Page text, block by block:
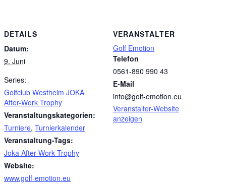
DETAILS
Datum:
9. Juni
Series:
Golfclub Westheim JOKA
After-Work Trophy
Veranstaltungskategorien:
Turniere, Turnierkalender
Veranstaltung-Tags:
Joka After-Work Trophy
Website:
www.golf-emotion.eu
VERANSTALTER
Golf Emotion
Telefon
0561-890 990 43
E-Mail
info@golf-emotion.eu
Veranstalter-Website
anzeigen